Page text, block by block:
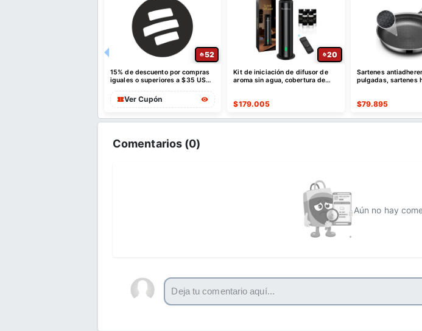
20
Grifo de baño tipo cascada,
color negro, moderno de un solo
$ 84.051
32
Edredón refrescante tamaño King
- Manta refrescante para
$57.515
Difusor de aceite
agua negro
$91.095
Comentarios (0)
Aún no hay